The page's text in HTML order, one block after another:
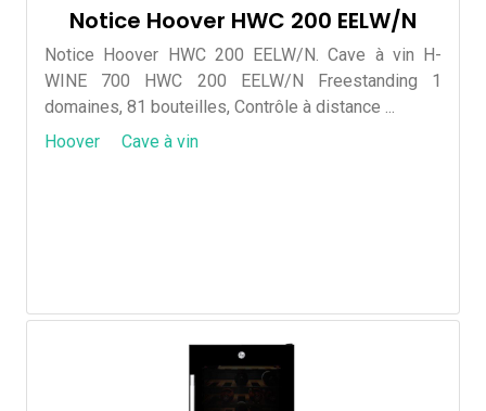
Notice Hoover HWC 200 EELW/N
Notice Hoover HWC 200 EELW/N. Cave à vin H-
WINE 700 HWC 200 EELW/N Freestanding 1
domaines, 81 bouteilles, Contrôle à distance ...
Hoover
Cave à vin